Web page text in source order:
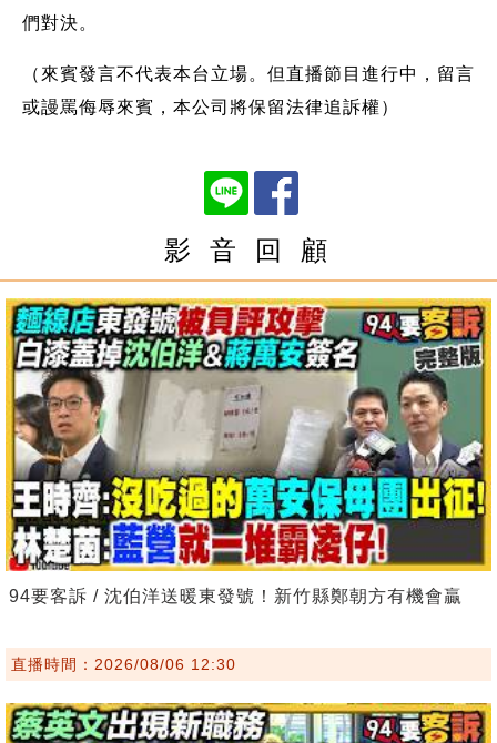
們對決。
（來賓發言不代表本台立場。但直播節目進行中，留言
或謾罵侮辱來賓，本公司將保留法律追訴權）
影 音 回 顧
94要客訴 / 沈伯洋送暖東發號！新竹縣鄭朝方有機會贏
直播時間：2026/08/06 12:30